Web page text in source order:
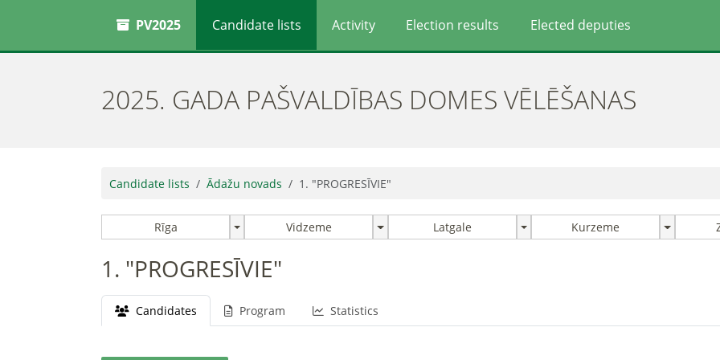
PV2025 Candidate lists Activity Election results Elected deputies
2025. GADA PAŠVALDĪBAS DOMES VĒLĒŠANAS
Candidate lists Ādažu novads 1. "PROGRESĪVIE"
Rīga Vidzeme Latgale Kurzeme
1. "PROGRESĪVIE"
Candidates Program Statistics